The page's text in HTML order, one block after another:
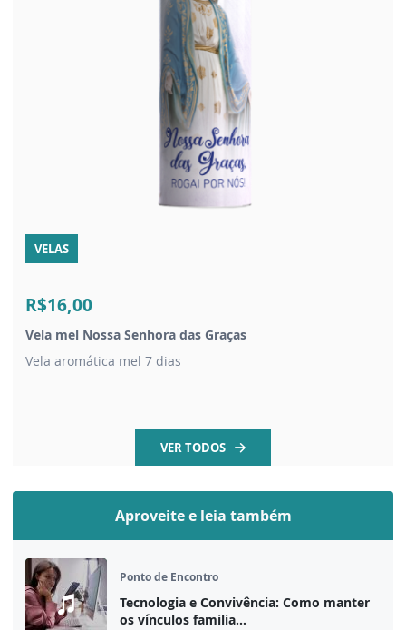
VELAS
R$16,00
Vela mel Nossa Senhora das Graças
Vela aromática mel 7 dias
VER TODOS
Aproveite e leia também
Ponto de Encontro
Tecnologia e Convivência: Como manter
os vínculos familia...